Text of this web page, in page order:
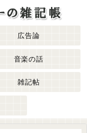
広告論
音楽の話
雑記帖